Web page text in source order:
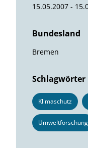
15.05.2007 -
Bundesland
Bremen
Schlagwörter
Klimaschutz
Umweltforschung